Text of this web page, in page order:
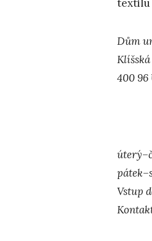
textilu
Dům
Klíšská
400 96
Vstup